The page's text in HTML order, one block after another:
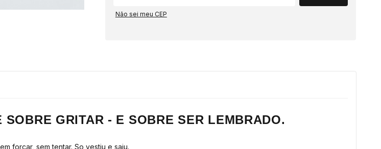
Não sei meu CEP
GRITAR - E SOBRE SER LEMBRADO.
forcar, sem tentar. So vestiu e saiu.